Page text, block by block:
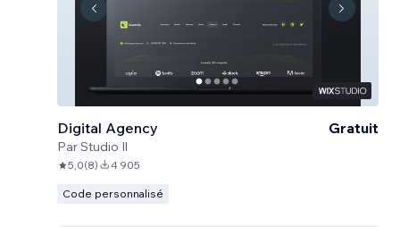
Digital Agency
ParStudio Il
Gratuit
5,0(8) 4 905
Code personnalisé